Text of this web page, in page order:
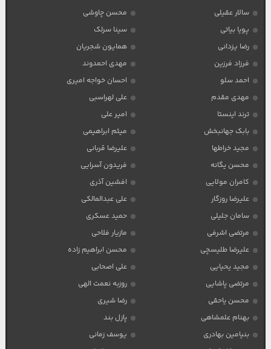
سالار عقیلی
محسن چاوشی
پویا بیاتی
سینا سرلک
رضا یزدانی
همایون شجریان
فرزاد فرزین
مهدی احمدوند
احمد سلو
احسان خواجه امیری
مهدی مقدم
علی لهراسبی
ترند اینستا
امیر علی
بابک جهانبخش
میثم ابراهیمی
مجید خراطها
علیرضا قربانی
محسن یگانه
فریدون آسرایی
کامران مولایی
افشین آذری
علیرضا روزگار
علی عبدالمالکی
سامان جلیلی
حمید عسکری
مرتضی اشرفی
مازیار فلاحی
علیرضا طلیسچی
محسن ابراهیم زاده
مجید یحیایی
علی اصحابی
مرتضی پاشایی
روزبه نعمت الهی
محسن یاحقی
رضا شیری
بهنام علمشاهی
پازل بند
بنیامین بهادری
یوسف زمانی